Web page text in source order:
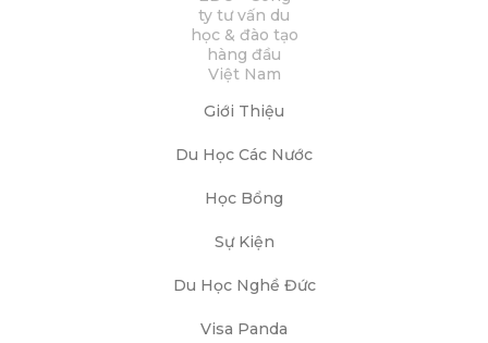
Giới Thiệu
Du Học Các Nước
Học Bổng
Sự Kiện
Du Học Nghề Đức
Visa Panda